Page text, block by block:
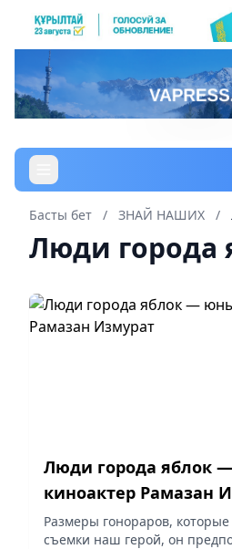
Басты бет / ЗНАЙ НАШИХ /
Люди города
Люди города яблок
киноактер Рамазан
Размеры гонораров, которые
съемки наш герой, он